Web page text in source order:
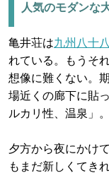
人気のモダンな
亀井荘は九州八十
れている。もうそ
想像に難くない。
場近くの廊下に貼
ルカリ性、温泉」
夕方から夜にかけ
もまだ新しくてき